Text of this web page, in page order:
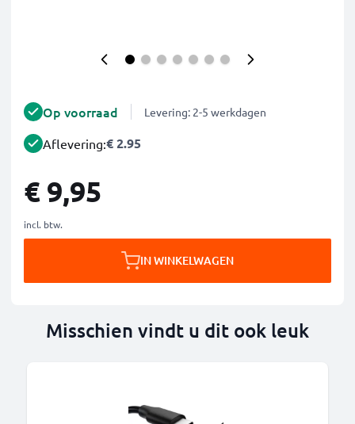
Op voorraad Levering: 2-5 werkdagen
Aflevering:€ 2.95
€ 9,95
incl. btw.
IN WINKELWAGEN
Misschien vindt u dit ook leuk